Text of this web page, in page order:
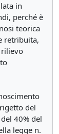
in
perché è
teorica
retribuita,
del
40% del
legge n.